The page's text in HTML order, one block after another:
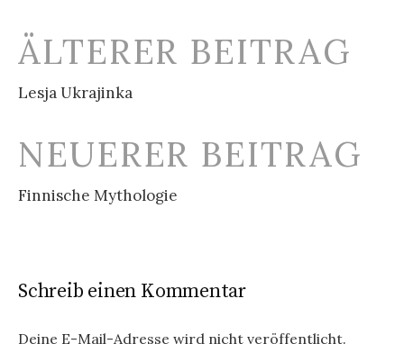
Beitrags-
ÄLTERER BEITRAG
Lesja Ukrajinka
NEUERER BEITRAG
Finnische Mythologie
Schreib einen Kommentar
Deine E-Mail-Adresse wird nicht veröffentlicht.